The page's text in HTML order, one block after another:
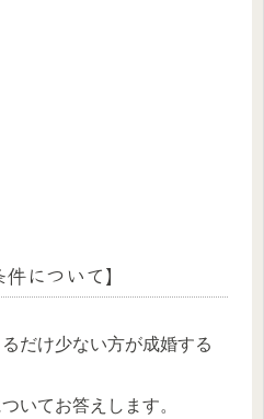
について】
だけ少ない方が成婚する
いてお答えします。